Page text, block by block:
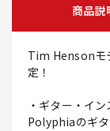
商品説
Tim Hensonモ
定！
・ギター・イ
Polyphiaのギ